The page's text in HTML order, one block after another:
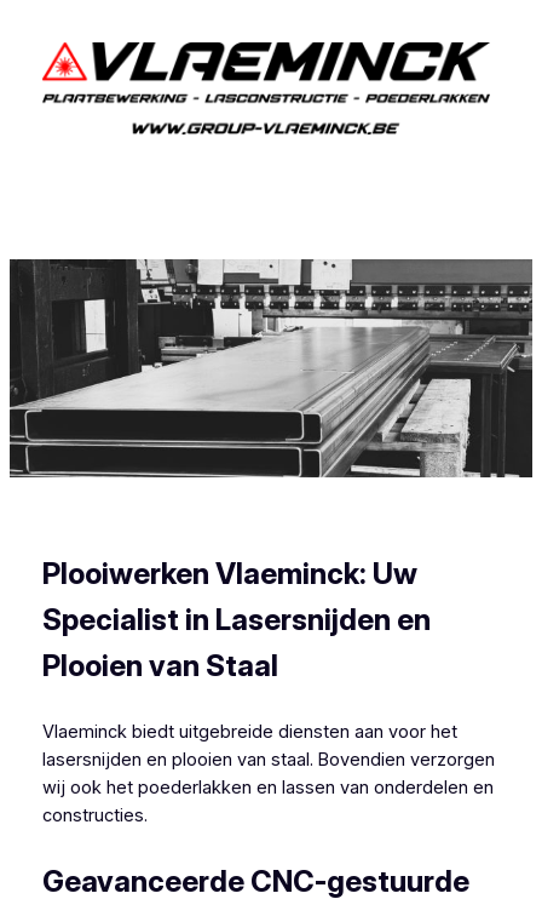
Plooiwerken Vlaeminck: Uw
Specialist in Lasersnijden en
Plooien van Staal
Vlaeminck biedt uitgebreide diensten aan voor het
lasersnijden en plooien van staal. Bovendien verzorgen
wij ook het poederlakken en lassen van onderdelen en
constructies.
Geavanceerde CNC-gestuurde